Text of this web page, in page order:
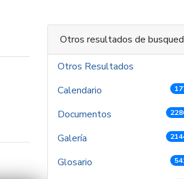
Otros resultados de
Otros Resultados
Calendario
Documentos
Galería
Glosario